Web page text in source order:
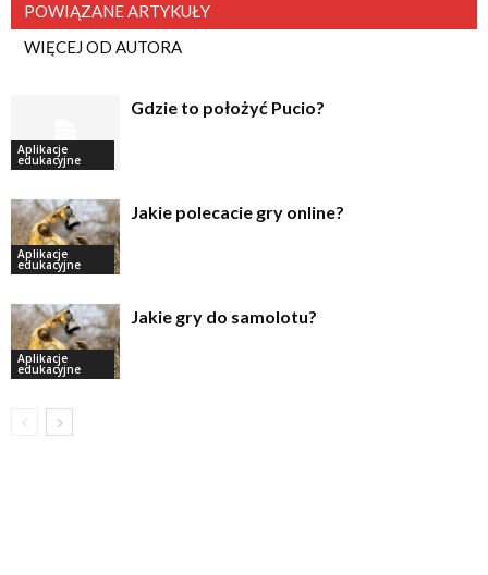
POWIĄZANE ARTYKUŁY
WIĘCEJ OD AUTORA
Aplikacje
edukacyjne
Gdzie to położyć Pucio?
Aplikacje
edukacyjne
Jakie polecacie gry online?
Aplikacje
edukacyjne
Jakie gry do samolotu?